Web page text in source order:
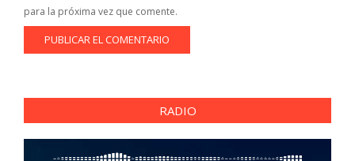
para la próxima vez que comente.
RADIO